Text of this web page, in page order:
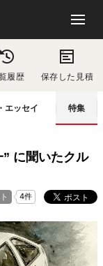
履歴 保存した見積
エッセイ 特集
に聞いたクル